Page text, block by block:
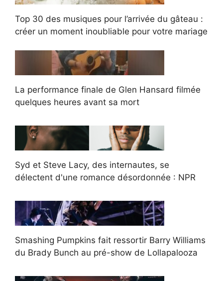
Top 30 des musiques pour l’arrivée du gâteau :
créer un moment inoubliable pour votre mariage
La performance finale de Glen Hansard filmée
quelques heures avant sa mort
Syd et Steve Lacy, des internautes, se
délectent d'une romance désordonnée : NPR
Smashing Pumpkins fait ressortir Barry Williams
du Brady Bunch au pré-show de Lollapalooza